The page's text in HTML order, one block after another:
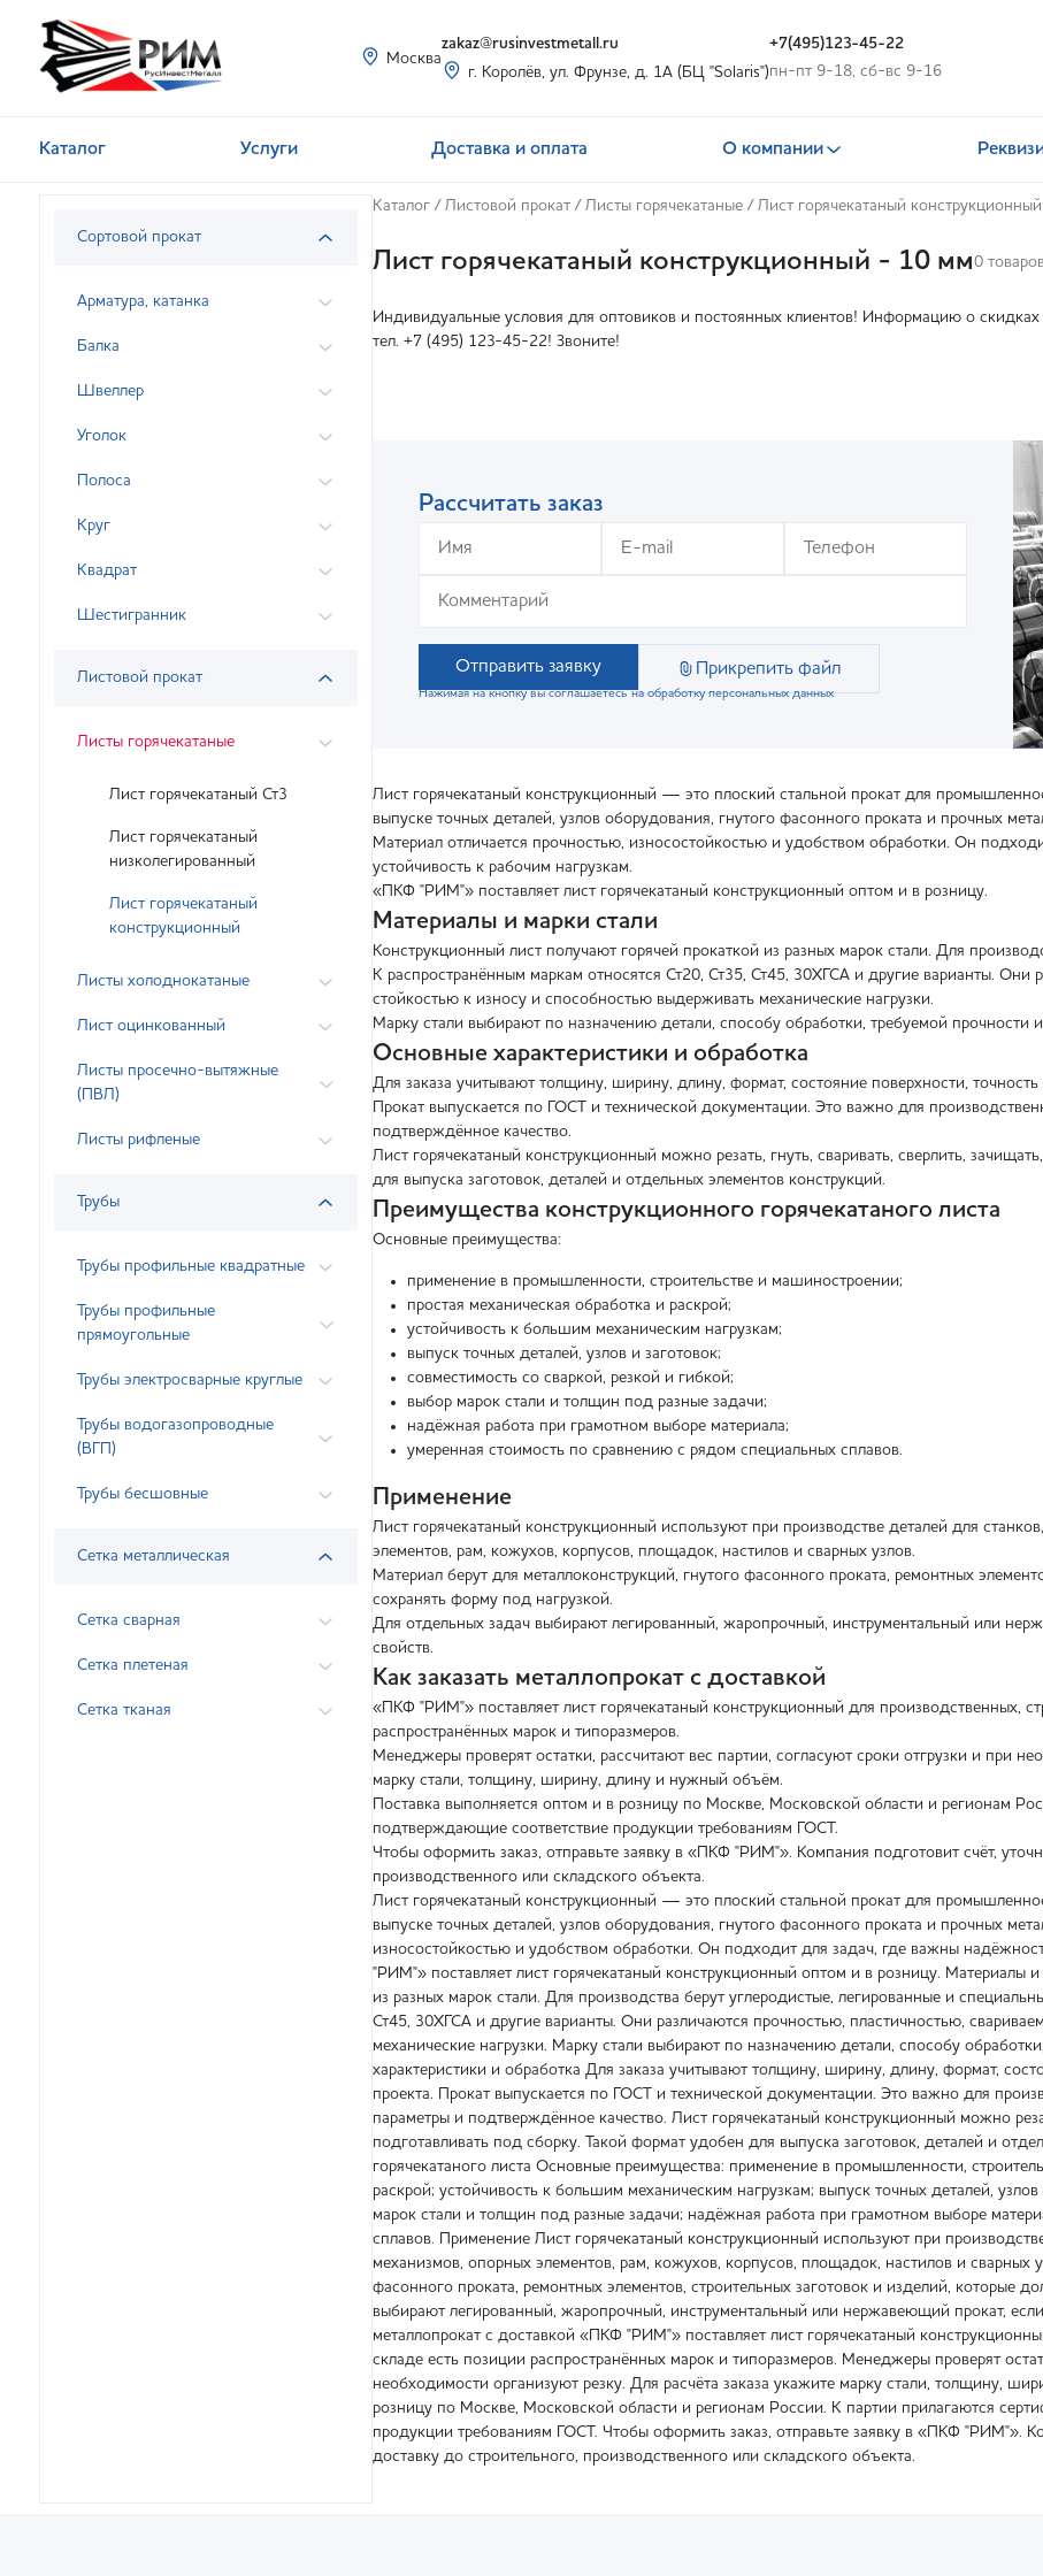
Москва
zakaz@rusinvestmetall.ru
г. Королёв, ул. Фрунзе, д. 1А (БЦ "Solaris")
+7(495)123-45-22
пн-пт 9-18, сб-вс 9-16
Каталог Услуги Доставка и оплата О компании
Сортовой прокат
Арматура, катанка
Балка
Швеллер
Уголок
Полоса
Круг
Квадрат
Шестигранник
Листовой прокат
Листы горячекатаные
Лист горячекатаный Ст3
Лист горячекатаный
низколегированный
Лист горячекатаный
конструкционный
Листы холоднокатаные
Лист оцинкованный
Листы просечно-вытяжные
(ПВЛ)
Листы рифленые
Трубы
Трубы профильные квадратные
Трубы профильные
прямоугольные
Трубы электросварные круглые
Трубы водогазопроводные
(ВГП)
Трубы бесшовные
Сетка металлическая
Сетка сварная
Сетка плетеная
Сетка тканая
Каталог / Листовой прокат / Листы горячекатаные / Лист горячекатаный конструкционный
Лист горячекатаный конструкционный - 10 мм0
Индивидуальные условия для оптовиков и постоянных клиентов! Информацию о
тел. +7 (495) 123-45-22! Звоните!
Рассчитать заказ
Отправить заявку Прикрепить файл
Нажимая на кнопку вы соглашаетесь на обработку персональных данных
Лист горячекатаный конструкционный — это плоский стальной прокат для
выпуске точных деталей, узлов оборудования, гнутого фасонного проката и прочных
Материал отличается прочностью, износостойкостью и удобством обработки. Он
устойчивость к рабочим нагрузкам.
«ПКФ "РИМ"» поставляет лист горячекатаный конструкционный оптом и в розницу.
Материалы и марки стали
Конструкционный лист получают горячей прокаткой из разных марок стали. Для
К распространённым маркам относятся Ст20, Ст35, Ст45, 30ХГСА и другие варианты. Они
стойкостью к износу и способностью выдерживать механические нагрузки.
Марку стали выбирают по назначению детали, способу обработки, требуемой прочности
Основные характеристики и обработка
Для заказа учитывают толщину, ширину, длину, формат, состояние поверхности, точность
Прокат выпускается по ГОСТ и технической документации. Это важно для
подтверждённое качество.
Лист горячекатаный конструкционный можно резать, гнуть, сваривать, сверлить,
для выпуска заготовок, деталей и отдельных элементов конструкций.
Преимущества конструкционного горячекатаного листа
Основные преимущества:
применение в промышленности, строительстве и машиностроении;
простая механическая обработка и раскрой;
устойчивость к большим механическим нагрузкам;
выпуск точных деталей, узлов и заготовок;
совместимость со сваркой, резкой и гибкой;
выбор марок стали и толщин под разные задачи;
надёжная работа при грамотном выборе материала;
умеренная стоимость по сравнению с рядом специальных сплавов.
Применение
Лист горячекатаный конструкционный используют при производстве деталей для
элементов, рам, кожухов, корпусов, площадок, настилов и сварных узлов.
Материал берут для металлоконструкций, гнутого фасонного проката, ремонтных
сохранять форму под нагрузкой.
Для отдельных задач выбирают легированный, жаропрочный, инструментальный или
свойств.
Как заказать металлопрокат с доставкой
«ПКФ "РИМ"» поставляет лист горячекатаный конструкционный для производственных,
распространённых марок и типоразмеров.
Менеджеры проверят остатки, рассчитают вес партии, согласуют сроки отгрузки и при
марку стали, толщину, ширину, длину и нужный объём.
Поставка выполняется оптом и в розницу по Москве, Московской области и регионам
подтверждающие соответствие продукции требованиям ГОСТ.
Чтобы оформить заказ, отправьте заявку в «ПКФ "РИМ"». Компания подготовит счёт,
производственного или складского объекта.
Лист горячекатаный конструкционный — это плоский стальной прокат для
выпуске точных деталей, узлов оборудования, гнутого фасонного проката и прочных
износостойкостью и удобством обработки. Он подходит для задач, где важны
"РИМ"» поставляет лист горячекатаный конструкционный оптом и в розницу. Материалы
из разных марок стали. Для производства берут углеродистые, легированные и
Ст45, 30ХГСА и другие варианты. Они различаются прочностью, пластичностью,
механические нагрузки. Марку стали выбирают по назначению детали, способу
характеристики и обработка Для заказа учитывают толщину, ширину, длину, формат,
проекта. Прокат выпускается по ГОСТ и технической документации. Это важно для
параметры и подтверждённое качество. Лист горячекатаный конструкционный можно
подготавливать под сборку. Такой формат удобен для выпуска заготовок, деталей и
горячекатаного листа Основные преимущества: применение в промышленности,
раскрой; устойчивость к большим механическим нагрузкам; выпуск точных деталей,
марок стали и толщин под разные задачи; надёжная работа при грамотном выборе
сплавов. Применение Лист горячекатаный конструкционный используют при
механизмов, опорных элементов, рам, кожухов, корпусов, площадок, настилов и сварных
фасонного проката, ремонтных элементов, строительных заготовок и изделий, которые
выбирают легированный, жаропрочный, инструментальный или нержавеющий прокат, если
металлопрокат с доставкой «ПКФ "РИМ"» поставляет лист горячекатаный
складе есть позиции распространённых марок и типоразмеров. Менеджеры проверят
необходимости организуют резку. Для расчёта заказа укажите марку стали, толщину,
розницу по Москве, Московской области и регионам России. К партии прилагаются
продукции требованиям ГОСТ. Чтобы оформить заказ, отправьте заявку в «ПКФ "РИМ"».
доставку до строительного, производственного или складского объекта.